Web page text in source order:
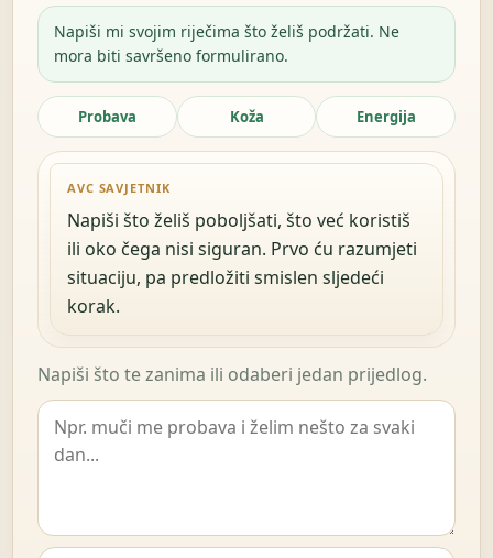
Napiši mi svojim riječima što želiš podržati. Ne
mora biti savršeno formulirano.
Probava Koža Energija
AVC SAVJETNIK
Napiši što želiš poboljšati, što već koristiš
ili oko čega nisi siguran. Prvo ću razumjeti
situaciju, pa predložiti smislen sljedeći
korak.
Napiši što te zanima ili odaberi jedan prijedlog.